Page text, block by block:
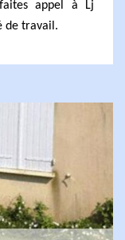
appel à Lj
de travail.